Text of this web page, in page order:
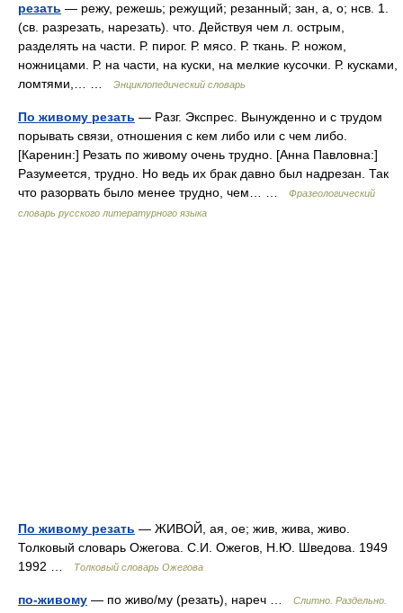
резать — режу, режешь; режущий; резанный; зан, а, о; нсв. 1.
(св. разрезать, нарезать). что. Действуя чем л. острым,
разделять на части. Р. пирог. Р. мясо. Р. ткань. Р. ножом,
ножницами. Р. на части, на куски, на мелкие кусочки. Р. кусками,
ломтями,… …
Энциклопедический словарь
По живому резать — Разг. Экспрес. Вынужденно и с трудом
порывать связи, отношения с кем либо или с чем либо.
[Каренин:] Резать по живому очень трудно. [Анна Павловна:]
Разумеется, трудно. Но ведь их брак давно был надрезан. Так
что разорвать было менее трудно, чем… …
Фразеологический
словарь русского литературного языка
По живому резать — ЖИВОЙ, ая, ое; жив, жива, живо.
Толковый словарь Ожегова. С.И. Ожегов, Н.Ю. Шведова. 1949
1992 …
Толковый словарь Ожегова
по-живому — по живо/му (резать), нареч …
Слитно. Раздельно.